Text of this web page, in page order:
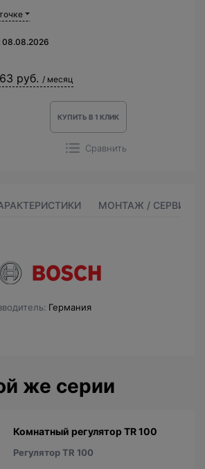
08.08.2026
руб. / месяц
КУПИТЬ В 1 КЛИК
Сравнить
МОНТАЖ / СЕРВИС
Германия
же серии
Комнатный регулятор TR 100
Регулятор TR 100